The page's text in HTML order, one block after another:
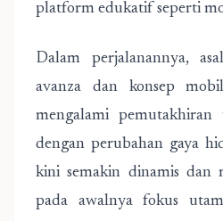
platform edukatif seperti
Dalam perjalanannya,
avanza dan konsep
mengalami
dengan perubahan gaya
kini semakin dinamis dan
pada awalnya fokus